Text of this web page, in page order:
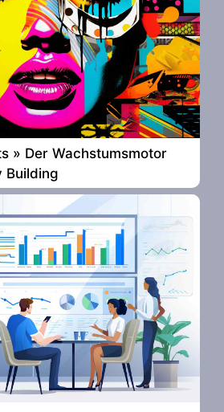
» Der Wachstumsmotor
Building